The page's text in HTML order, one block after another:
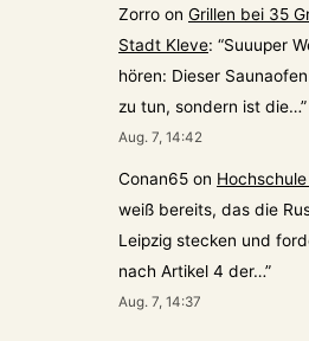
Zorro on Grillen bei 35
Stadt Kleve: “Suuuper
hören: Dieser
zu tun, sondern ist die…”
Aug. 7, 14:42
Conan65 on
weiß bereits, das die
Leipzig stecken und
nach Artikel 4 der…”
Aug. 7, 14:37